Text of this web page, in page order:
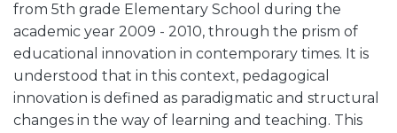
from 5th grade Elementary School during the
academic year 2009 - 2010, through the prism of
educational innovation in contemporary times. It is
understood that in this context, pedagogical
innovation is defined as paradigmatic and structural
changes in the way of learning and teaching. This